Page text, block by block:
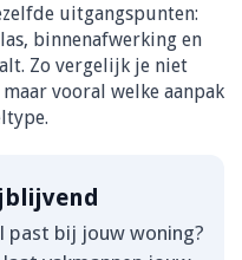
uitgangspunten:
binnenafwerking en
Zo vergelijk je niet
vooral welke aanpak
past bij jouw woning?